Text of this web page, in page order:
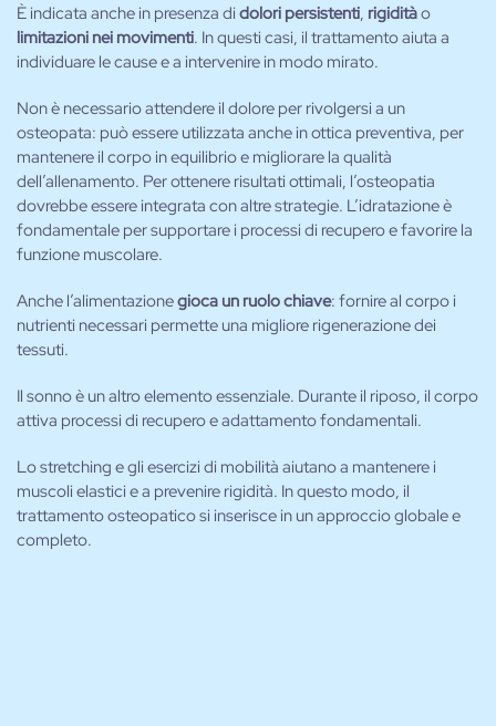
È indicata anche in presenza di dolori persistenti, rigiditào
limitazioni nei movimenti. In questi casi, il trattamento aiuta a
individuare le cause e a intervenire in modo mirato.
Non è necessario attendere il dolore per rivolgersi a un
osteopata: può essere utilizzata anche in ottica preventiva, per
mantenere il corpo in equilibrio e migliorare la qualità
dell’allenamento. Per ottenere risultati ottimali, l’osteopatia
dovrebbe essere integrata con altre strategie. L’idratazione è
fondamentale per supportare i processi di recupero e favorire la
funzione muscolare.
Anche l’alimentazionegioca un ruolo chiave: fornire al corpo i
nutrienti necessari permette una migliore rigenerazione dei
tessuti.
Il sonno è un altro elemento essenziale. Durante il riposo, il corpo
attiva processi di recupero e adattamento fondamentali.
Lo stretching e gli esercizi di mobilità aiutano a mantenere i
muscoli elastici e a prevenire rigidità. In questo modo, il
trattamento osteopatico si inserisce in un approccio globale e
completo.